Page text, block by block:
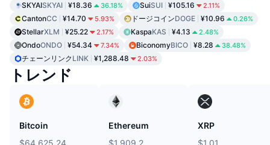
SKYAISKYAI ¥18.36 36.18% SuiSUI ¥105.16 2.11%
CantonCC ¥14.70 5.93% ドージコインDOGE ¥10.96 0.26%
StellarXLM ¥25.22 2.17% KaspaKAS ¥4.13 2.48%
OndoONDO ¥54.34 7.34% BiconomyBICO ¥8.28 38.48%
チェーンリンク LINK ¥1,288.48 2.03%
トレンド
Bitcoin
Ethereum
XRP